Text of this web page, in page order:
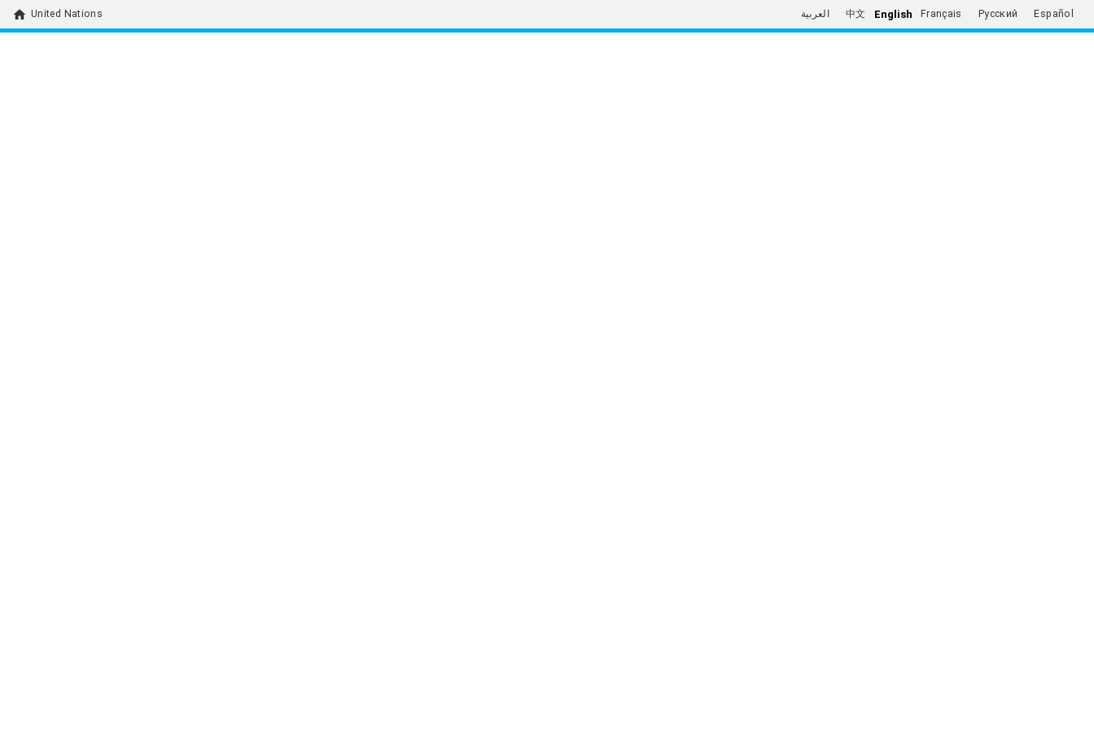
home United Nations العربية 中文 English Français Русский Español